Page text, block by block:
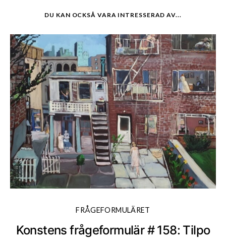
DU KAN OCKSÅ VARA INTRESSERAD AV...
FRÅGEFORMULÄRET
Konstens frågeformulär # 158: Tilpo